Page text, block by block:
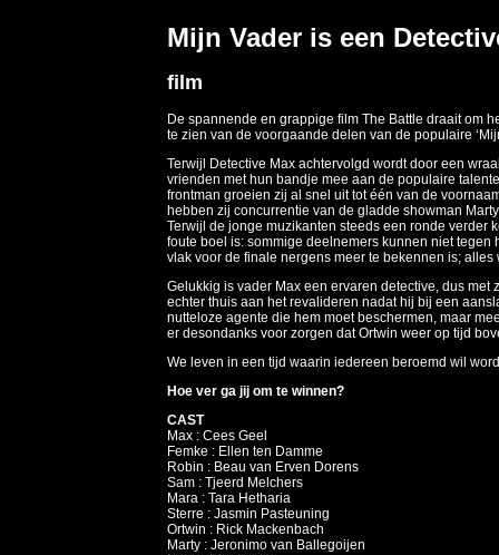
Mijn Vader is een
film
De spannende en grappige film The Battle draait om
te zien van de voorgaande delen van de populaire
Terwijl Detective Max achtervolgd wordt door een
vrienden met hun bandje mee aan de populaire
frontman groeien zij al snel uit tot één van de
hebben zij concurrentie van de gladde showman
Terwijl de jonge muzikanten steeds een ronde verder
foute boel is: sommige deelnemers kunnen niet
vlak voor de finale nergens meer te bekennen is;
Gelukkig is vader Max een ervaren detective, dus
echter thuis aan het revalideren nadat hij bij een
nutteloze agente die hem moet beschermen, maar
er desondanks voor zorgen dat Ortwin weer op tijd
We leven in een tijd waarin iedereen beroemd wil
Hoe ver ga jij om te winnen?
CAST
Max : Cees Geel
Femke : Ellen ten Damme
Robin : Beau van Erven Dorens
Sam : Tjeerd Melchers
Mara : Tara Hetharia
Sterre : Jasmin Pasteuning
Ortwin : Rick Mackenbach
Marty : Jeronimo van Ballegoijen